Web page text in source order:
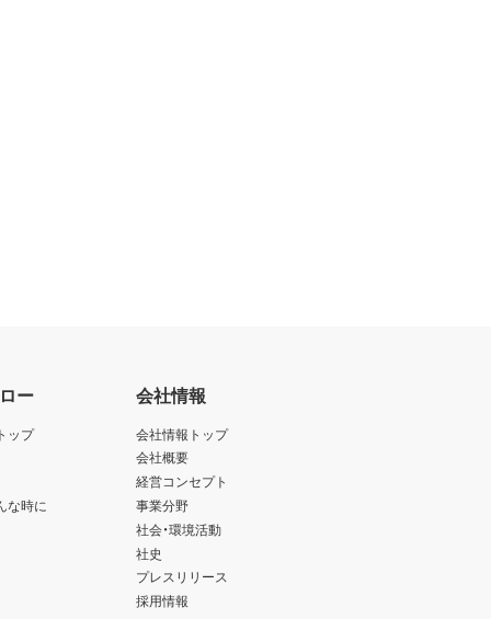
ー
ップ
な時に
会社情報
会社情報トップ
会社概要
経営コンセプト
事業分野
社会・環境活動
社史
プレスリリース
採用情報